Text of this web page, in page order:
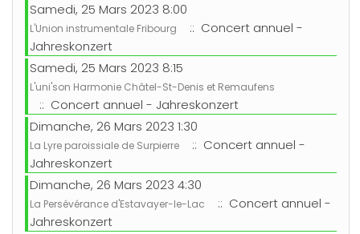
Samedi, 25 Mars 2023 8:00
L'Union instrumentale Fribourg
:: Concert annuel -
Jahreskonzert
Samedi, 25 Mars 2023 8:15
L'uni'son Harmonie Châtel-St-Denis et Remaufens
:: Concert annuel - Jahreskonzert
Dimanche, 26 Mars 2023 1:30
La Lyre paroissiale de Surpierre
:: Concert annuel -
Jahreskonzert
Dimanche, 26 Mars 2023 4:30
La Persévérance d'Estavayer-le-Lac
:: Concert annuel -
Jahreskonzert